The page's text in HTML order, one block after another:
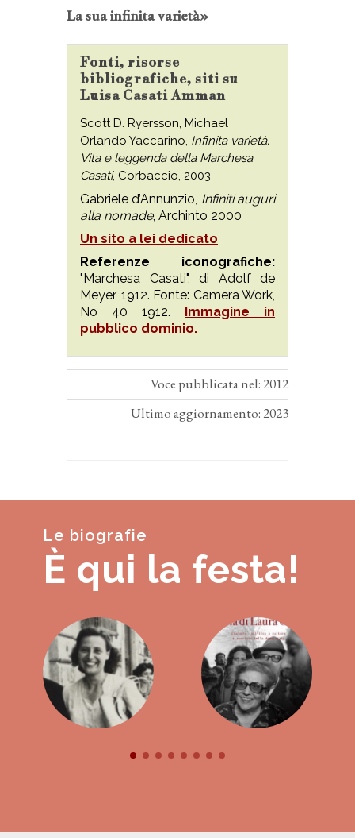
La sua infinita varietà»
Fonti, risorse
bibliografiche, siti su
Luisa Casati Amman
Scott D. Ryersson, Michael
Orlando Yaccarino, Infinita varietà.
Vita e leggenda della Marchesa
Casati, Corbaccio, 2003
Gabriele d’Annunzio, Infiniti auguri
alla nomade, Archinto 2000
Un sito a lei dedicato
Referenze iconografiche:
"Marchesa Casati", di Adolf de
Meyer, 1912. Fonte: Camera Work,
No 40 1912. Immagine in
pubblico dominio.
Voce pubblicata nel: 2012
Ultimo aggiornamento: 2023
Le biografie
È qui la festa!